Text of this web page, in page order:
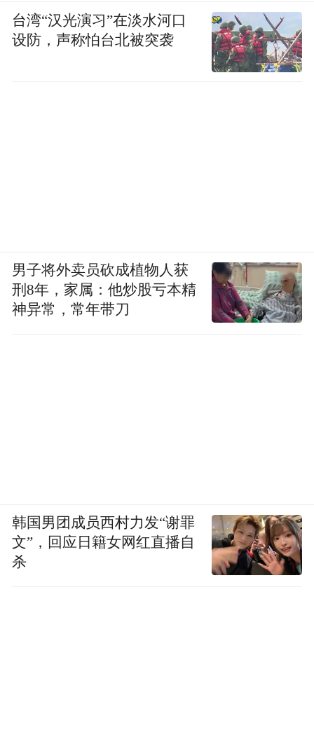
台湾“汉光演习”在淡水河口
设防，声称怕台北被突袭
男子将外卖员砍成植物人获
刑8年，家属：他炒股亏本精
神异常，常年带刀
韩国男团成员西村力发“谢罪
文”，回应日籍女网红直播自
杀